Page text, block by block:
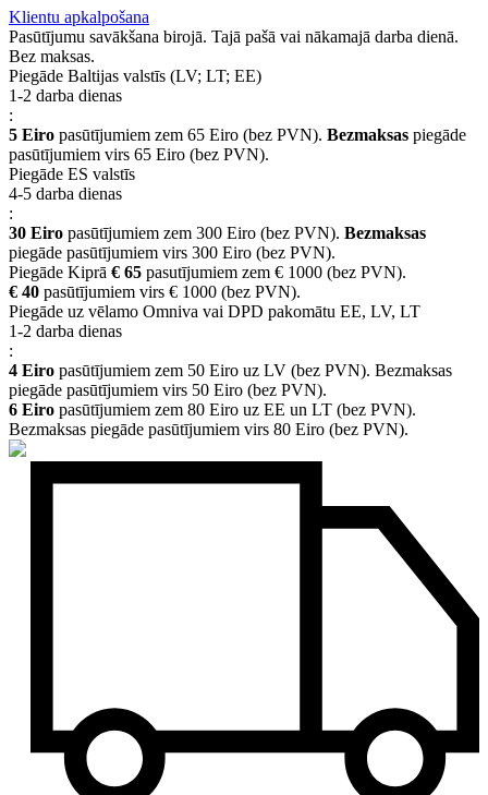
Klientu apkalpošana
Pasūtījumu savākšana birojā. Tajā pašā vai nākamajā darba dienā.
Bez maksas.
Piegāde Baltijas valstīs (LV; LT; EE)
1-2 darba dienas
:
5 Eiro pasūtījumiem zem 65 Eiro (bez PVN). Bezmaksas piegāde
pasūtījumiem virs 65 Eiro (bez PVN).
Piegāde ES valstīs
4-5 darba dienas
:
30 Eiro pasūtījumiem zem 300 Eiro (bez PVN). Bezmaksas
piegāde pasūtījumiem virs 300 Eiro (bez PVN).
Piegāde Kiprā € 65 pasutījumiem zem € 1000 (bez PVN).
€ 40 pasūtījumiem virs € 1000 (bez PVN).
Piegāde uz vēlamo Omniva vai DPD pakomātu EE, LV, LT
1-2 darba dienas
:
4 Eiro pasūtījumiem zem 50 Eiro uz LV (bez PVN). Bezmaksas
piegāde pasūtījumiem virs 50 Eiro (bez PVN).
6 Eiro pasūtījumiem zem 80 Eiro uz EE un LT (bez PVN).
Bezmaksas piegāde pasūtījumiem virs 80 Eiro (bez PVN).